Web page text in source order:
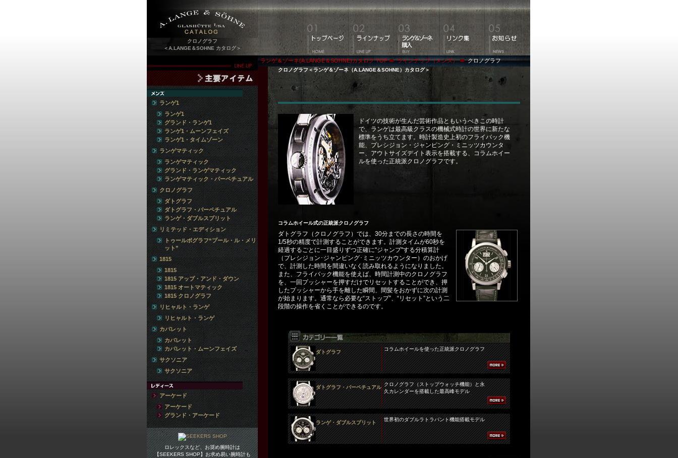
クロノグラフ
＜A.LANGE＆SOHNE カタログ＞
ランゲ＆ゾーネ(A.LANGE＆SOHNE)カタログ TOP ラインナップ（メンズ） クロノグラフ
クロノグラフ＜ランゲ＆ゾーネ（A.LANGE＆SOHNE）カタログ＞
ドイツの技術が生んだ芸術作品ともいうべきこの時計
で、ランゲは最高級クラスの機械式時計の世界に新たな
標準をうち立てます。時計製造史上初のフライバック機
能、プレシジョン・ジャンピング・ミニッツカウンタ
ー、アウトサイズデイト表示を搭載する、コラムホイー
ルを使った正統派クロノグラフです。
コラムホイール式の正統派クロノグラフ
ダトグラフ（クロノグラフ）では、30分までの長さの時間を
1/5秒の精度で計測することができます。計測タイムが60秒を
経過するごとに一目盛りずつ正確に"ジャンプ"する分積算計
（プレシジョン･ジャンピング･ミニッツカウンター）のおかげ
で、計測した時間を間違いなく読み取れるようになりました。
また、フライバック機能を使えば、時間計測中のクロノグラフ
を、一回プッシャーを押すだけでリセットすることができ、押
したプッシャーから手を離した瞬間、間髪をおかずに次の計測
が始まります。通常なら必要な“ストップ”、“リセット”という二
段階の操作を省くことができるのです。
ダトグラフ
コラムホイールを使った正統派クロノグラフ
ダトグラフ・パーペチュアル
クロノグラフ（ストップウォッチ機能）と永
久カレンダーを搭載した最高峰モデル
ランゲ・ダブルスプリット
世界初のダブルラトラパント機能搭載モデル
ランゲ1
ランゲ1
グランド・ランゲ1
ランゲ1・ムーンフェイズ
ランゲ1・タイムゾーン
ランゲマティック
ランゲマティック
グランド・ランゲマティック
ランゲマティック・パーペチュアル
クロノグラフ
ダトグラフ
ダトグラフ・パーペチュアル
ランゲ・ダブルスプリット
リミテッド・エディション
トゥールボグラフ“プール・ル・メリ
ット”
1815
1815
1815 アップ・アンド・ダウン
1815 オートマティック
1815 クロノグラフ
リヒャルト・ランゲ
リヒャルト・ランゲ
カバレット
カバレット
カバレット・ムーンフェイズ
サクソニア
サクソニア
アーケード
アーケード
グランド・アーケード
ロレックスなど、お奨め腕時計は
【SEEKERS SHOP】お求め易い腕時計も